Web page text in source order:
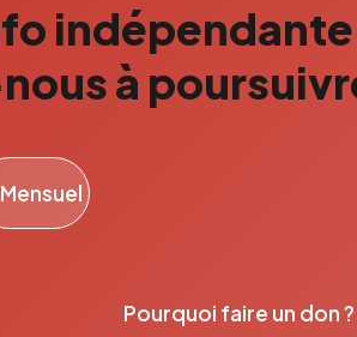
à
Pourquoi faire un don ?